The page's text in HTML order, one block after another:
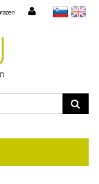
English